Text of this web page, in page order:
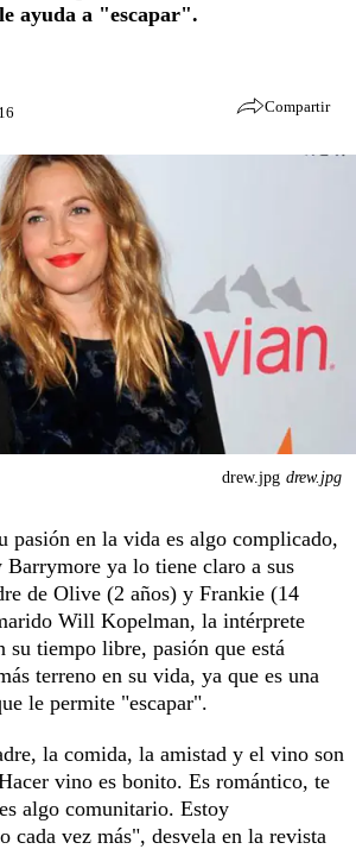
ayuda a "escapar".
Compartir
drew.jpg drew.jpg
pasión en la vida es algo complicado,
ya lo tiene claro a sus
de Olive (2 años) y Frankie (14
Will Kopelman, la intérprete
su tiempo libre, pasión que está
terreno en su vida, ya que es una
le permite "escapar".
la comida, la amistad y el vino son
vino es bonito. Es romántico, te
algo comunitario. Estoy
cada vez más", desvela en la revista